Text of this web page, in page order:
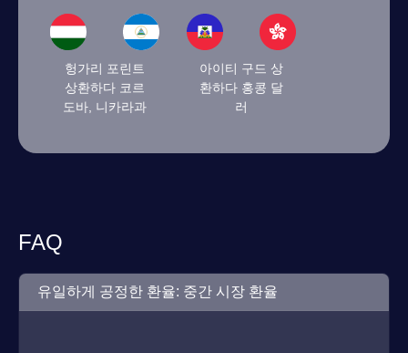
헝가리 포린트
상환하다 코르
도바, 니카라과
아이티 구드 상
환하다 홍콩 달
러
FAQ
유일하게 공정한 환율: 중간 시장 환율